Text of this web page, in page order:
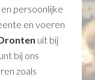
persoonlijke
en voeren
uit bij
bij ons
zoals